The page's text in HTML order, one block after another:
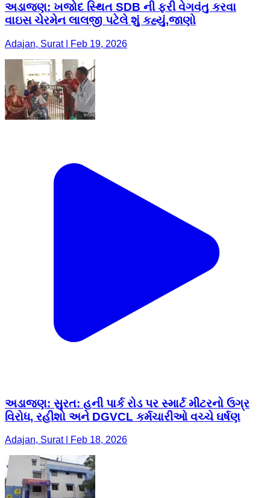
અડાજણ: ખજોદ સ્થિત SDB ની ફરી વેગવંતુ કરવા
વાઇસ ચેરમેન લાલજી પટેલે શું કહ્યું,જાણો
Adajan, Surat | Feb 19, 2026
અડાજણ: ​સુરત: હની પાર્ક રોડ પર સ્માર્ટ મીટરનો ઉગ્ર
વિરોધ, રહીશો અને DGVCL કર્મચારીઓ વચ્ચે ઘર્ષણ
Adajan, Surat | Feb 18, 2026